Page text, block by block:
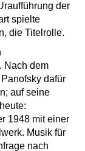
der
spielte
die Titelrolle.
Nach dem
dafür
auf seine
1948 mit einer
Musik für
nach